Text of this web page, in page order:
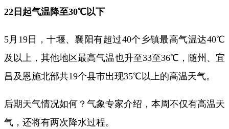
22日起气温降至30℃以下
5月19日，十堰、襄阳有超过40个乡镇最高气温达40℃
及以上，其他地区最高气温也升至33至36℃，随州、宜
昌及恩施北部共19个县市出现35℃以上的高温天气。
后期天气情况如何？气象专家介绍，本周不仅有高温天
气，还将有两次降水过程。